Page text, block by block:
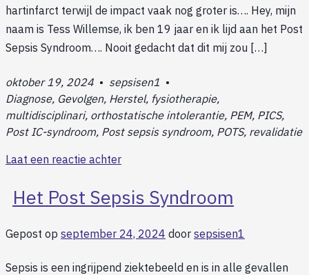
hartinfarct terwijl de impact vaak nog groter is…. Hey, mijn
naam is Tess Willemse, ik ben 19 jaar en ik lijd aan het Post
Sepsis Syndroom…. Nooit gedacht dat dit mij zou […]
oktober 19, 2024 • sepsisen1 •
Diagnose, Gevolgen, Herstel, fysiotherapie,
multidisciplinari, orthostatische intolerantie, PEM, PICS,
Post IC-syndroom, Post sepsis syndroom, POTS, revalidatie
Laat een reactie achter
Het Post Sepsis Syndroom
Gepost op september 24, 2024 door sepsisen1
Sepsis is een ingrijpend ziektebeeld en is in alle gevallen